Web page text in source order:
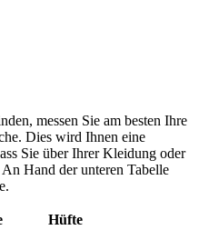
messen Sie am besten Ihre
Dies wird Ihnen eine
Sie über Ihrer Kleidung oder
Hand der unteren Tabelle
Hüfte